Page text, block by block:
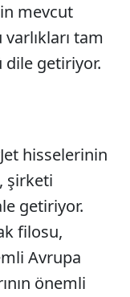
mevcut
tam
dile getiriyor.
hisselerinin
şirketi
getiriyor.
filosu,
Avrupa
önemli